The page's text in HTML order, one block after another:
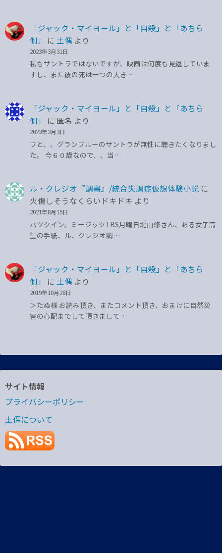
「ジャック・マイヨール」と「自殺」と「あちら
側」
に 土偶 より
2023年3月31日
私もサントラではないですが、映画は何度も見返していま
すし、また彼の死は一つの大き…
「ジャック・マイヨール」と「自殺」と「あちら
側」
に 匿名 より
2023年3月3日
フと、、グランブルーのサントラが無性に聴きたくなりまし
た。 今６０歳なので、、当…
ル・クレジオ『調書』/統合失調症仮想体験小説 に
火傷しそうなくらいドキドキ より
2021年8月15日
バツクイン、ミージックTBS月曜日北山修さん、ある女子高
生の手紙、ル、クレジオ調…
「ジャック・マイヨール」と「自殺」と「あちら
側」
に 土偶 より
2019年10月28日
＞たぬ様 お読み頂き、またコメント頂き、おまけに自然災
害の心配までして頂きまして…
サイト情報
プライバシーポリシー
土偶について